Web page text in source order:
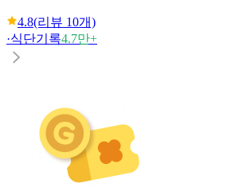
4.8(리뷰 10개)
·식단기록4.7만+